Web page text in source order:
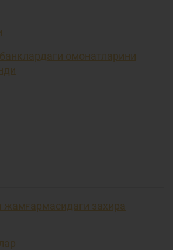
омонатларини
захира